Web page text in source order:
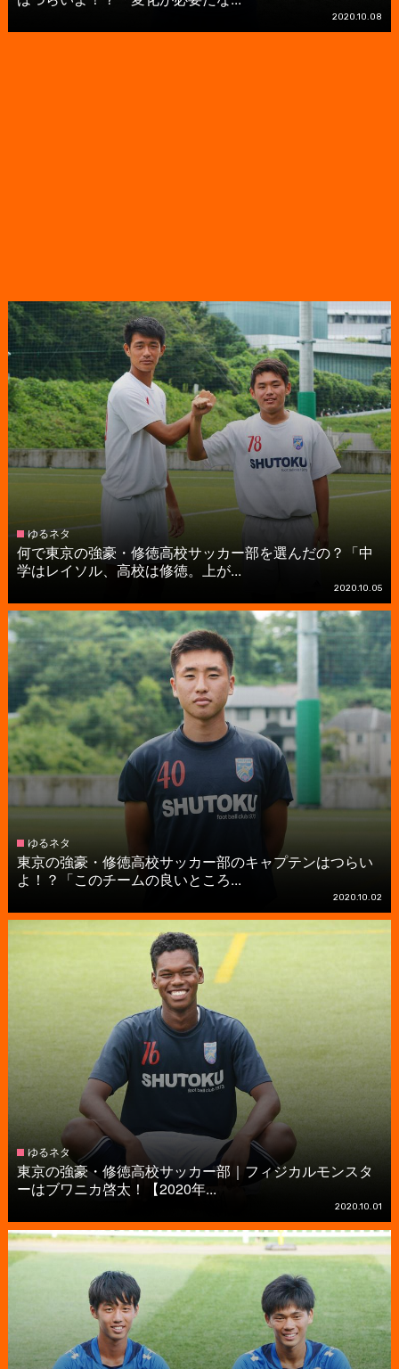
2020.10.08
ゆるネタ
何で東京の強豪・修徳高校サッカー部を選んだの？「中
学はレイソル、高校は修徳。上が...
2020.10.05
ゆるネタ
東京の強豪・修徳高校サッカー部のキャプテンはつらい
よ！？「このチームの良いところ...
2020.10.02
ゆるネタ
東京の強豪・修徳高校サッカー部｜フィジカルモンスタ
ーはブワニカ啓太！【2020年...
2020.10.01